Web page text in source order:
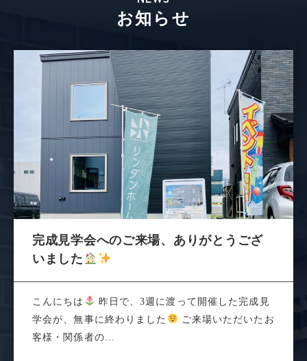
お知らせ
完成見学会へのご来場、ありがとうござ
いました
こんにちは
昨日で、3週に渡って開催した完成見
学会が、無事に終わりました
ご来場いただいたお
客様・関係者の...